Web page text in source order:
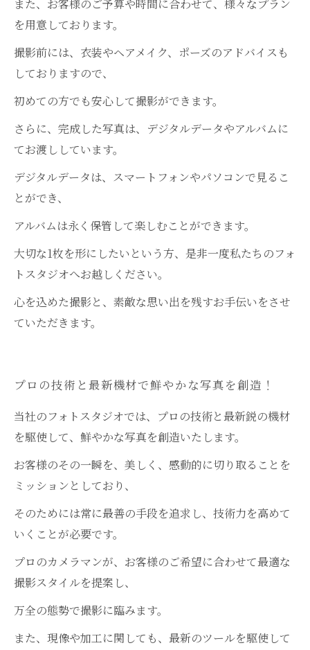
また、お客様のご予算や時間に合わせて、様々なプラン
を用意しております。
撮影前には、衣装やヘアメイク、ポーズのアドバイスも
しておりますので、
初めての方でも安心して撮影ができます。
さらに、完成した写真は、デジタルデータやアルバムに
てお渡ししています。
デジタルデータは、スマートフォンやパソコンで見るこ
とができ、
アルバムは永く保管して楽しむことができます。
大切な1枚を形にしたいという方、是非一度私たちのフォ
トスタジオへお越しください。
心を込めた撮影と、素敵な思い出を残すお手伝いをさせ
ていただきます。
プロの技術と最新機材で鮮やかな写真を創造！
当社のフォトスタジオでは、プロの技術と最新鋭の機材
を駆使して、鮮やかな写真を創造いたします。
お客様のその一瞬を、美しく、感動的に切り取ることを
ミッションとしており、
そのためには常に最善の手段を追求し、技術力を高めて
いくことが必要です。
プロのカメラマンが、お客様のご希望に合わせて最適な
撮影スタイルを提案し、
万全の態勢で撮影に臨みます。
また、現像や加工に関しても、最新のツールを駆使して